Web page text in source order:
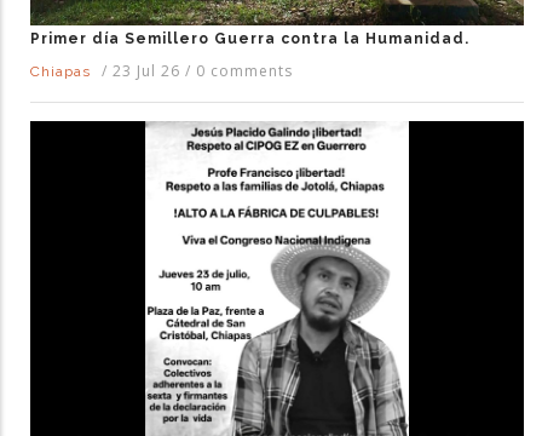
Primer día Semillero Guerra contra la Humanidad.
Chiapas
/ 23 Jul 26 / 0 comments